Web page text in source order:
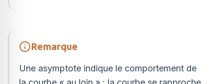
Remarque
Une asymptote indique le comportement de